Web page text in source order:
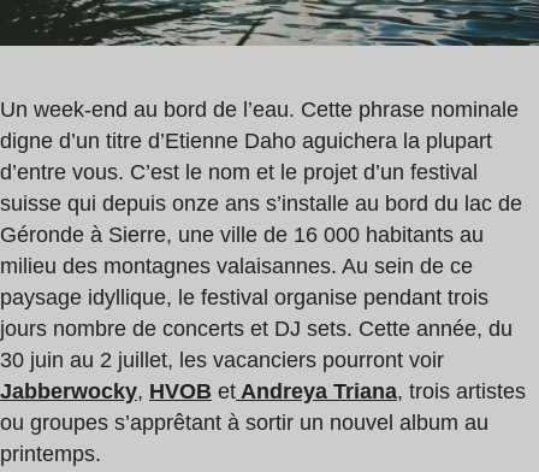
Un week-end au bord de l’eau. Cette phrase nominale
digne d’un titre d’Etienne Daho aguichera la plupart
d’entre vous. C’est le nom et le projet d’un festival
suisse qui depuis onze ans s’installe au bord du lac de
Géronde à Sierre, une ville de 16 000 habitants au
milieu des montagnes valaisannes. Au sein de ce
paysage idyllique, le festival organise pendant trois
jours nombre de concerts et DJ sets. Cette année, du
30 juin au 2 juillet, les vacanciers pourront voir
Jabberwocky, HVOB et Andreya Triana, trois artistes
ou groupes s’apprêtant à sortir un nouvel album au
printemps.